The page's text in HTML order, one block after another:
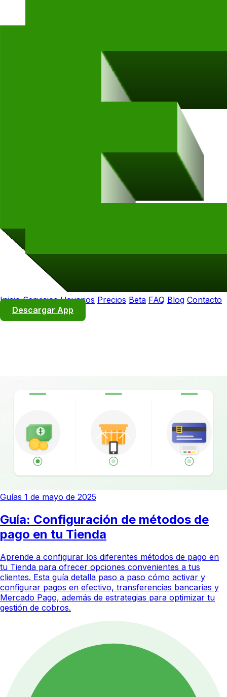
Inicio Servicios Usuarios Precios Beta FAQ Blog Contacto
Descargar App
Guías 1 de mayo de 2025
Guía: Configuración de métodos de
pago en tu Tienda
Aprende a configurar los diferentes métodos de pago en
tu Tienda para ofrecer opciones convenientes a tus
clientes. Esta guía detalla paso a paso cómo activar y
configurar pagos en efectivo, transferencias bancarias y
Mercado Pago, además de estrategias para optimizar tu
gestión de cobros.